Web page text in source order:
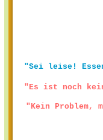
"Sei leise!
"Es ist noch
"Kein Problem,